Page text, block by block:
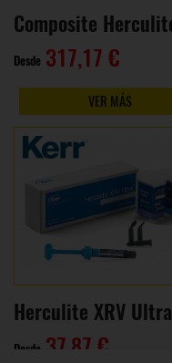
Desde 317,17 €
VER MÁS
Herculite XRV Ultra
Desde 37,87 €